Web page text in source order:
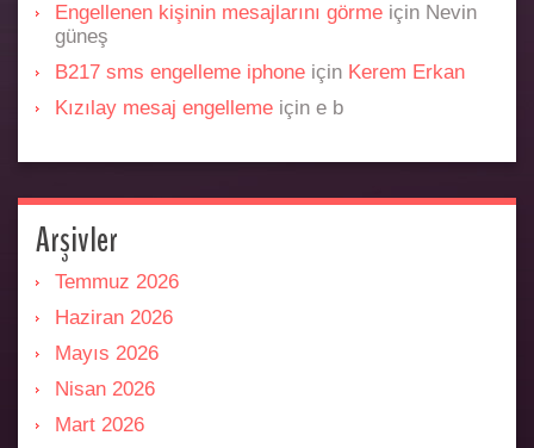
Engellenen kişinin mesajlarını görme için Nevin
güneş
B217 sms engelleme iphone için Kerem Erkan
Kızılay mesaj engelleme için e b
Arşivler
Temmuz 2026
Haziran 2026
Mayıs 2026
Nisan 2026
Mart 2026